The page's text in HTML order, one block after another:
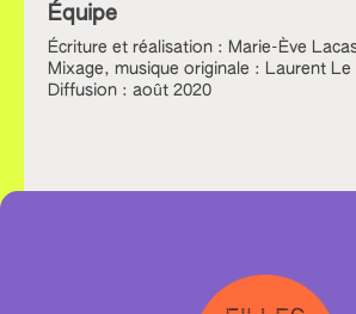
Équipe
Écriture et réalisation : Marie-Ève
Mixage, musique originale : Laurent
Diffusion : août 2020